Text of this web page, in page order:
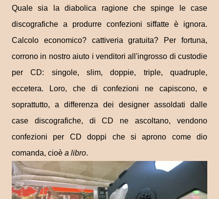
Quale sia la diabolica ragione che spinge le case
discografiche a produrre confezioni siffatte è ignora.
Calcolo economico? cattiveria gratuita? Per fortuna,
corrono in nostro aiuto i venditori all'ingrosso di custodie
per CD: singole, slim, doppie, triple, quadruple,
eccetera. Loro, che di confezioni ne capiscono, e
soprattutto, a differenza dei designer assoldati dalle
case discografiche, di CD ne ascoltano, vendono
confezioni per CD doppi che si aprono come dio
comanda, cioè a libro.